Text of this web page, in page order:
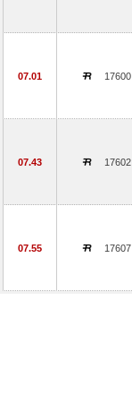
07.01 17600
07.43 17602
07.55 17607